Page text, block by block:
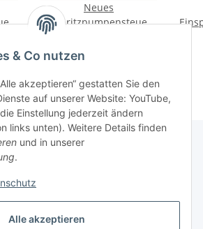
Alle akzeptieren
& Co nutzen
akzeptieren“ gestatten Sie den
auf unserer Website: YouTube,
Einstellung jederzeit ändern
links unten). Weitere Details finden
und in unserer
.
Neues
Einspritzpumpensteuergerät
für Opel Corsa C Meriva
Astra G Combo 1.7DTI DI